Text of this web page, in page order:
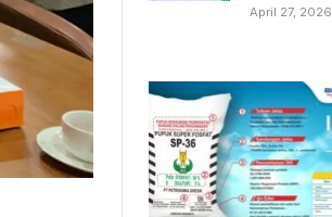
April 27, 2026